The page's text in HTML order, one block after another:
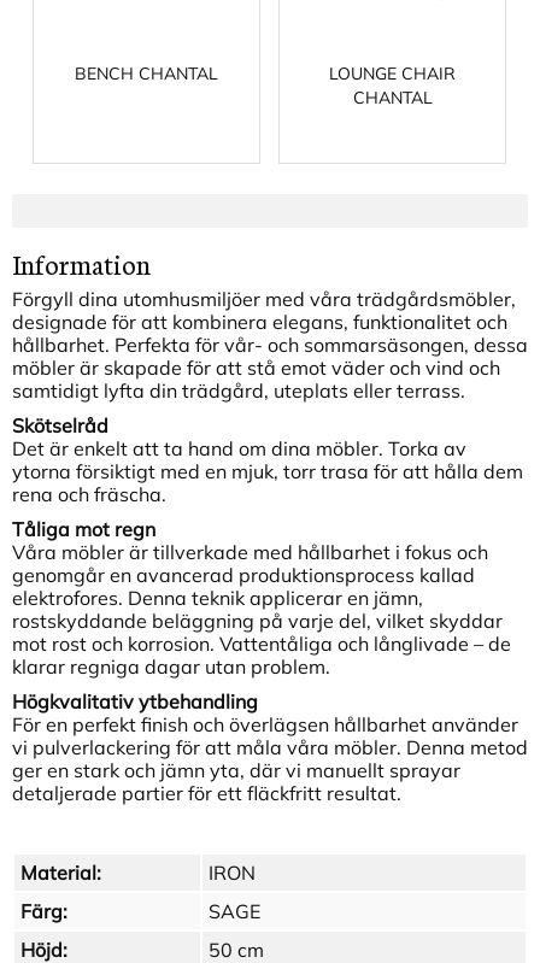
BENCH CHANTAL
LOUNGE CHAIR
CHANTAL
Information
Förgyll dina utomhusmiljöer med våra trädgårdsmöbler,
designade för att kombinera elegans, funktionalitet och
hållbarhet. Perfekta för vår- och sommarsäsongen, dessa
möbler är skapade för att stå emot väder och vind och
samtidigt lyfta din trädgård, uteplats eller terrass.
Skötselråd
Det är enkelt att ta hand om dina möbler. Torka av
ytorna försiktigt med en mjuk, torr trasa för att hålla dem
rena och fräscha.
Tåliga mot regn
Våra möbler är tillverkade med hållbarhet i fokus och
genomgår en avancerad produktionsprocess kallad
elektrofores. Denna teknik applicerar en jämn,
rostskyddande beläggning på varje del, vilket skyddar
mot rost och korrosion. Vattentåliga och långlivade – de
klarar regniga dagar utan problem.
Högkvalitativ ytbehandling
För en perfekt finish och överlägsen hållbarhet använder
vi pulverlackering för att måla våra möbler. Denna metod
ger en stark och jämn yta, där vi manuellt sprayar
detaljerade partier för ett fläckfritt resultat.
Material:
IRON
Färg:
SAGE
Höjd:
50 cm